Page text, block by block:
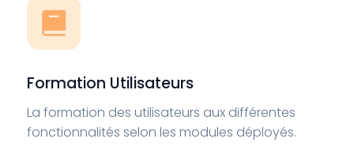
Formation Utilisateurs
La formation des utilisateurs aux différentes
fonctionnalités selon les modules déployés.